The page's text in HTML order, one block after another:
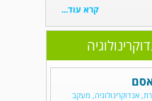
קרא עוד...
אנדוקרינולוגיה, מעקב